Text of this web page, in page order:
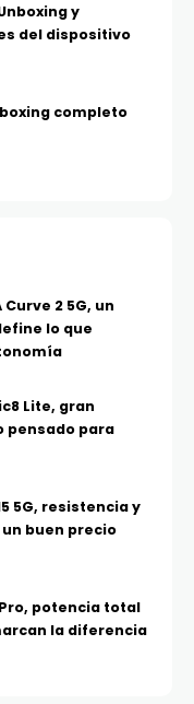
y
del dispositivo
completo
Curve 2 5G, un
lo que
Lite, gran
pensado para
5G, resistencia y
buen precio
Pro, potencia total
la diferencia